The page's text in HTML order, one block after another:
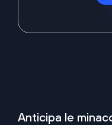
Anticipa le